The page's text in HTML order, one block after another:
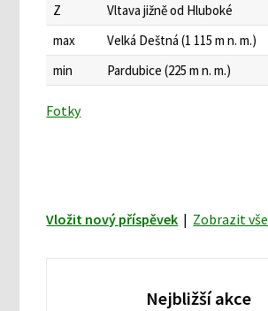
Z
Vltava jižně od Hluboké
max
Velká Deštná (1 115 m n. m.)
min
Pardubice (225 m n. m.)
Fotky
Vložit nový příspěvek | Zobrazit vše
Nejbližší akce